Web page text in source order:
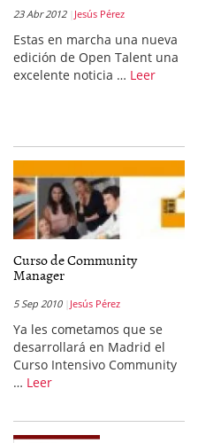
23 Abr 2012 Jesús Pérez
Estas en marcha una nueva
edición de Open Talent una
excelente noticia … Leer
Curso de Community
Manager
5 Sep 2010 Jesús Pérez
Ya les cometamos que se
desarrollará en Madrid el
Curso Intensivo Community
… Leer